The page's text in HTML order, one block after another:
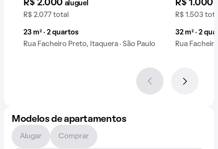
R$ 2.000 aluguel
R$ 2.077 total
23 m² · 2 quartos
Rua Facheiro Preto, Itaquera · São Paulo
R$ 1.000
R$ 1.503
32 m² · 2
Rua
Modelos de apartamentos
Alugar Comprar